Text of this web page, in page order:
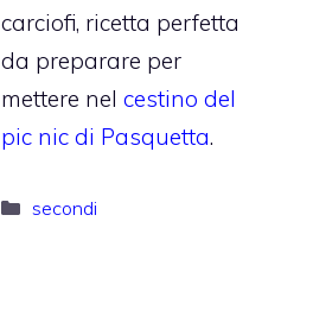
carciofi, ricetta perfetta
da preparare per
mettere nel cestino del
pic nic di Pasquetta.
Categorie
secondi